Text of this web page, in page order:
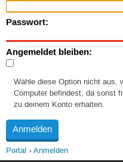
Passwort:
Angemeldet bleiben:
Wähle diese Option nicht aus,
Computer befindest, da sonst
zu deinem Konto erhalten.
Portal Anmelden